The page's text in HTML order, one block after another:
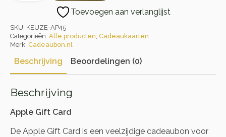
🎁 45.
🎁 1.
Toevoegen aan verlanglijst
SKU: KEUZE-AP45
Categorieën: Alle producten, Cadeaukaarten
Merk: Cadeaubon.nl
Beschrijving Beoordelingen (0)
Beschrijving
Apple Gift Card
De Apple Gift Card is een veelzijdige cadeaubon voor